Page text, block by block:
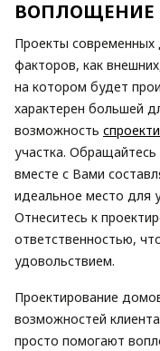
ВОПЛОЩЕНИЕ
Проекты
факторов, как
на котором будет
характерен большей
возможность
участка.
вместе с Вами
идеальное место для
Отнеситесь к
ответственностью,
удовольствием.
Проектирование
возможностей
просто помогают